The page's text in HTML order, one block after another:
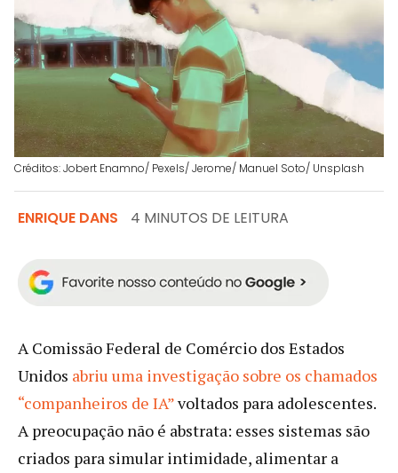
Créditos: Jobert Enamno/ Pexels/ Jerome/ Manuel Soto/ Unsplash
ENRIQUE DANS 4 MINUTOS DE LEITURA
A Comissão Federal de Comércio dos Estados
Unidos abriu uma investigação sobre os chamados
“companheiros de IA”voltados para adolescentes.
A preocupação não é abstrata: esses sistemas são
criados para simular intimidade, alimentar a